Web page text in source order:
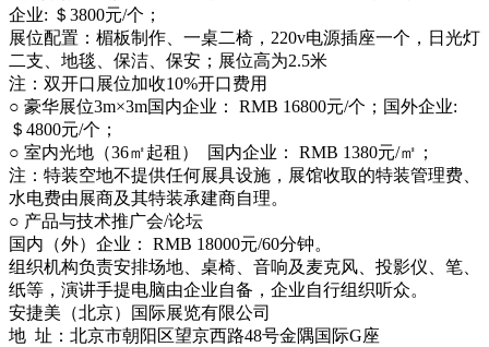
企业: ＄3800元/个；
展位配置：楣板制作、一桌二椅，220v电源插座一个，日光灯
二支、地毯、保洁、保安；展位高为2.5米
注：双开口展位加收10%开口费用
○ 豪华展位3m×3m国内企业： RMB 16800元/个；国外企业:
＄4800元/个；
○ 室内光地（36㎡起租） 国内企业： RMB 1380元/㎡；
注：特装空地不提供任何展具设施，展馆收取的特装管理费、
水电费由展商及其特装承建商自理。
○ 产品与技术推广会/论坛
国内（外）企业： RMB 18000元/60分钟。
组织机构负责安排场地、桌椅、音响及麦克风、投影仪、笔、
纸等，演讲手提电脑由企业自备，企业自行组织听众。
安捷美（北京）国际展览有限公司
地 址：北京市朝阳区望京西路48号金隅国际G座